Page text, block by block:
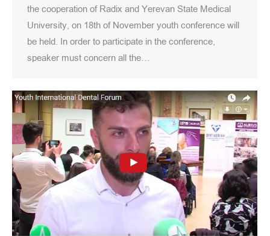
the cooperation of Radix and Yerevan State Medical
University, on 18th of November youth conference will
be held. In order to participate in the conference,
speaker must concern all the…